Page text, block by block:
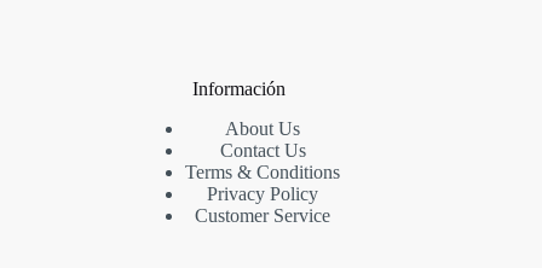
Información
About Us
Contact Us
Terms & Conditions
Privacy Policy
Customer Service